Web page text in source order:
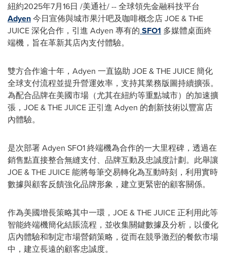
紐約2025年7月16日 /美通社/ -- 全球領先金融科技平台
Adyen今日宣佈與城市果汁吧及咖啡概念店 JOE & THE
JUICE 深化合作，引進 Adyen 專有的 SFO1 多媒體桌面終
端機，旨在革新其店內支付體驗。
雙方合作逾十年，Adyen 一直協助 JOE & THE JUICE 簡化
全球支付流程並提升營運效率，支持其業務版圖持續擴張。
為配合品牌在美國市場（尤其在紐約等重點城市）的加速擴
張，JOE & THE JUICE 正引進 Adyen 的創新技術以豐富店
內體驗。
是次部署 Adyen SFO1 終端機為合作的一大里程碑，透過在
銷售點直接整合無縫支付、品牌互動及忠誠度計劃。此舉讓
JOE & THE JUICE 能將每筆交易轉化為互動時刻，利用實時
數據與顧客反饋強化品牌形象，建立更緊密的顧客關係。
作為美國增長策略其中一環，JOE & THE JUICE 正利用此等
智能終端機簡化結賬流程，並收集關鍵數據及分析，以優化
店內體驗和制定市場營銷策略，從而在競爭激烈的餐飲市場
中，建立長遠的顧客忠誠度。